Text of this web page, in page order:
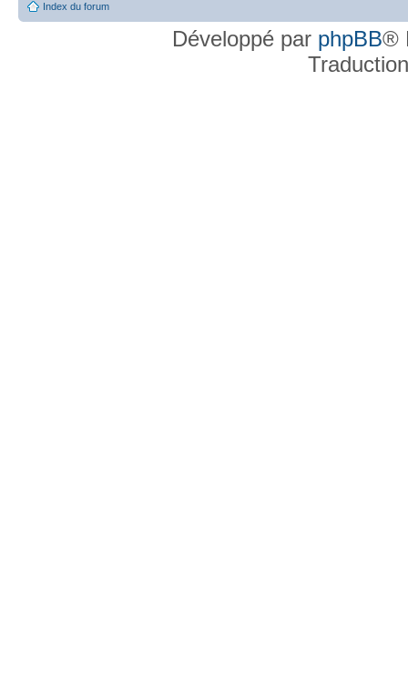
Index du forum
Développé par phpBB®